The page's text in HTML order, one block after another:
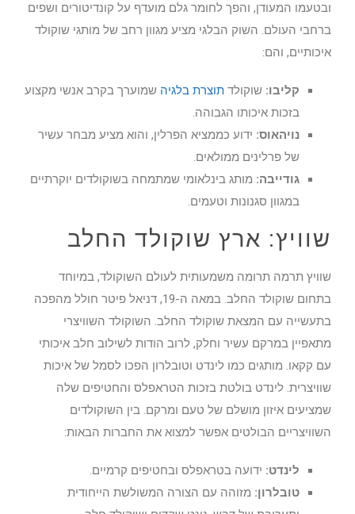
ובטעמו המעודן, והפך לחומר גלם מועדף על קונדיטורים ושפים
ברחבי העולם. השוק הבלגי מציע מגוון רחב של מותגי שוקולד
איכותיים, והם:
קליבו:שוקולדתוצרת בלגיהשמוערך בקרב אנשי מקצוע
בזכות איכותו הגבוהה.
נויהאוס:ידוע כממציא הפרלין, והוא מציע מבחר עשיר
של פרלינים ממולאים.
גודייבה:מותג בינלאומי שמתמחה בשוקולדים יוקרתיים
במגוון סגנונות וטעמים.
שוויץ: ארץ שוקולד החלב
שוויץ תרמה תרומה משמעותית לעולם השוקולד, במיוחד
בתחום שוקולד החלב. במאה ה-19, דניאל פיטר חולל מהפכה
בתעשייה עם המצאת שוקולד החלב. השוקולד השוויצרי
מתאפיין במרקם עשיר וחלק, לרוב הודות לשילוב חלב איכותי
עם קקאו. מותגים כמו לינדט וטובלרון הפכו לסמל של איכות
שוויצרית. לינדט בולטת בזכות הטראפלס והחטיפים שלה
שמציעים איזון מושלם של טעם ומרקם. בין השוקולדים
השוויצריים הבולטים אפשר למצוא את החברות הבאות:
לינדט:ידועה בטראפלס ובחטיפים קרמיים.
טובלרון:מזוהה עם הצורה המשולשת הייחודית